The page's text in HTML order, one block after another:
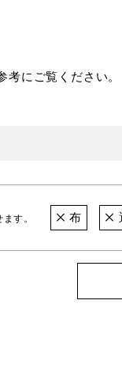
にご覧ください。
す。 布